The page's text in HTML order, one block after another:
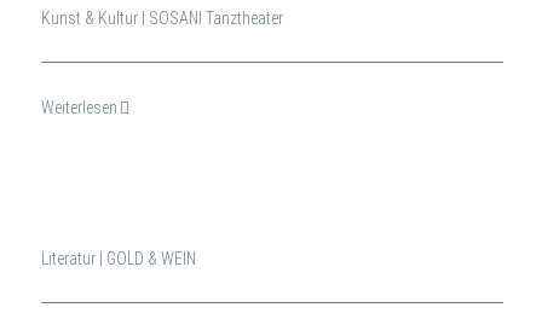
Kunst & Kultur | SOSANI Tanztheater
Weiterlesen
Literatur | GOLD & WEIN